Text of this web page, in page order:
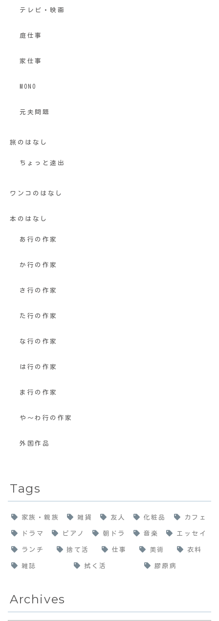
テレビ・映画
庭仕事
家仕事
MONO
元夫問題
旅のはなし
ちょっと遠出
ワンコのはなし
本のはなし
あ行の作家
か行の作家
さ行の作家
た行の作家
な行の作家
は行の作家
ま行の作家
や〜わ行の作家
外国作品
Tags
家族・親族 雑貨 友人 化粧品 カフェ
ドラマ ピアノ 朝ドラ 音楽 エッセイ
ランチ 捨て活 仕事 美術 衣料
雑誌 拭く活 膠原病
Archives